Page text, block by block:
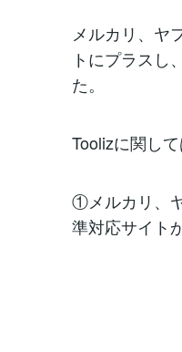
メルカリ、ヤ
トにプラスし
た。
Toolizに関し
①メルカリ、
準対応サイト